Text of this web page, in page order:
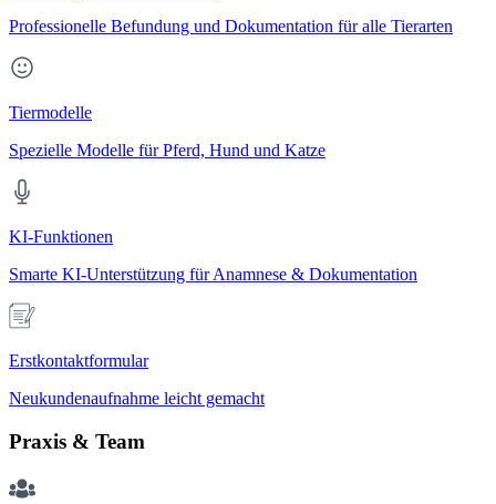
Professionelle Befundung und Dokumentation für alle Tierarten
Tiermodelle
Spezielle Modelle für Pferd, Hund und Katze
KI-Funktionen
Smarte KI-Unterstützung für Anamnese & Dokumentation
Erstkontaktformular
Neukundenaufnahme leicht gemacht
Praxis & Team